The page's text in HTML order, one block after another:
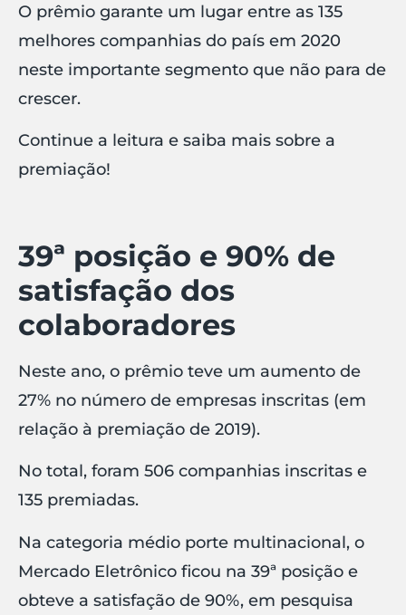
O prêmio garante um lugar entre as 135
melhores companhias do país em 2020
neste importante segmento que não para de
crescer.
Continue a leitura e saiba mais sobre a
premiação!
39ª posição e 90% de
satisfação dos
colaboradores
Neste ano, o prêmio teve um aumento de
27% no número de empresas inscritas (em
relação à premiação de 2019).
No total, foram 506 companhias inscritas e
135 premiadas.
Na categoria médio porte multinacional, o
Mercado Eletrônico ficou na 39ª posição e
obteve a satisfação de 90%, em pesquisa